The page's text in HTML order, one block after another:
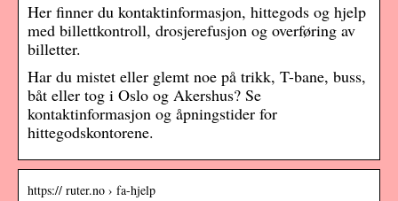
Her finner du kontaktinformasjon, hittegods og hjelp
med billettkontroll, drosjerefusjon og overføring av
billetter.
Har du mistet eller glemt noe på trikk, T-bane, buss,
båt eller tog i Oslo og Akershus? Se
kontaktinformasjon og åpningstider for
hittegodskontorene.
https:// ruter.no › fa-hjelp